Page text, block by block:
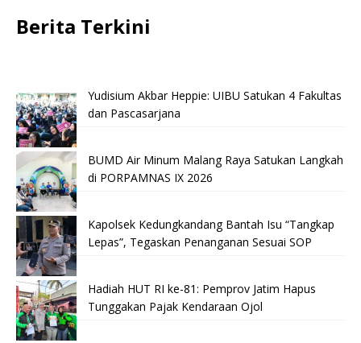
Berita Terkini
Yudisium Akbar Heppie: UIBU Satukan 4 Fakultas
dan Pascasarjana
BUMD Air Minum Malang Raya Satukan Langkah
di PORPAMNAS IX 2026
Kapolsek Kedungkandang Bantah Isu “Tangkap
Lepas”, Tegaskan Penanganan Sesuai SOP
Hadiah HUT RI ke-81: Pemprov Jatim Hapus
Tunggakan Pajak Kendaraan Ojol